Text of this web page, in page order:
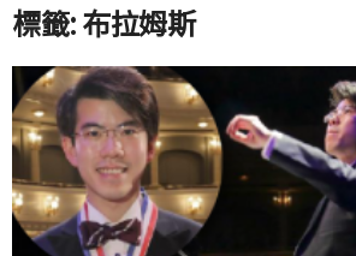
標籤: 布拉姆斯